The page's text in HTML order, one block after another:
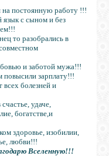
на постоянную работу !!!
с сыном и без
то разобрались в
и заботой мужа!!!
повысили зарплату!!!
всех болезней и
удаче,
богатстве,и
здоровье, изобилии,
любви!!!
Вселенную!!!